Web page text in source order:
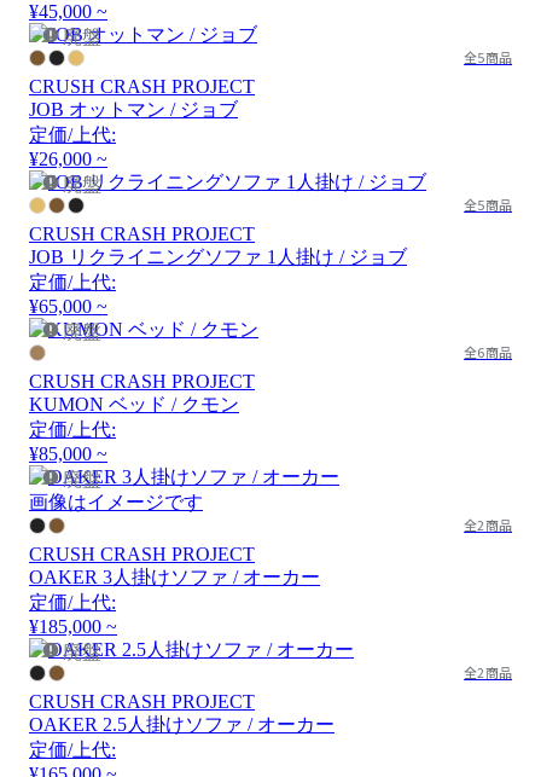
¥45,000 ~
廃盤
全5商品
CRUSH CRASH PROJECT
JOB オットマン / ジョブ
定価/上代:
¥26,000 ~
廃盤
全5商品
CRUSH CRASH PROJECT
JOB リクライニングソファ 1人掛け / ジョブ
定価/上代:
¥65,000 ~
廃盤
全6商品
CRUSH CRASH PROJECT
KUMON ベッド / クモン
定価/上代:
¥85,000 ~
廃盤
画像はイメージです
全2商品
CRUSH CRASH PROJECT
OAKER 3人掛けソファ / オーカー
定価/上代:
¥185,000 ~
廃盤
全2商品
CRUSH CRASH PROJECT
OAKER 2.5人掛けソファ / オーカー
定価/上代: